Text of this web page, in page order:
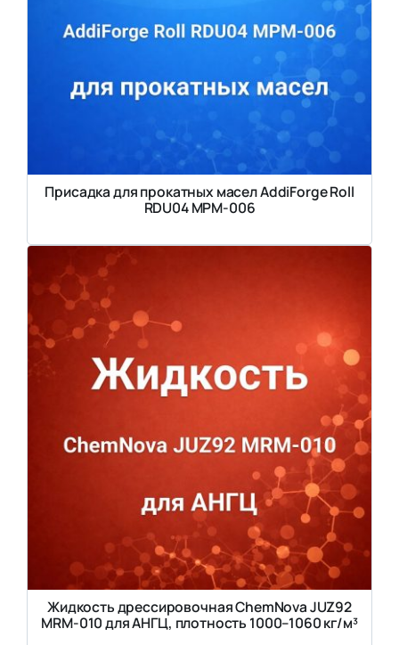
Присадка для прокатных масел AddiForge Roll
RDU04 MPM-006
Жидкость дрессировочная ChemNova JUZ92
MRM-010 для АНГЦ, плотность 1000–1060 кг/м³